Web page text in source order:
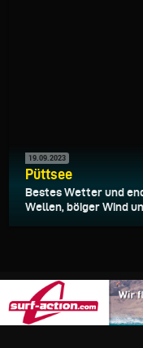
19.09.2023
Püttsee
Bestes Wetter und
Wellen, böiger Wind